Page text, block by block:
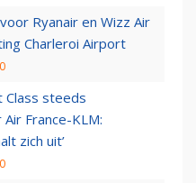
Ryanair en Wizz Air
Charleroi Airport
Class steeds
France-KLM:
zich uit’